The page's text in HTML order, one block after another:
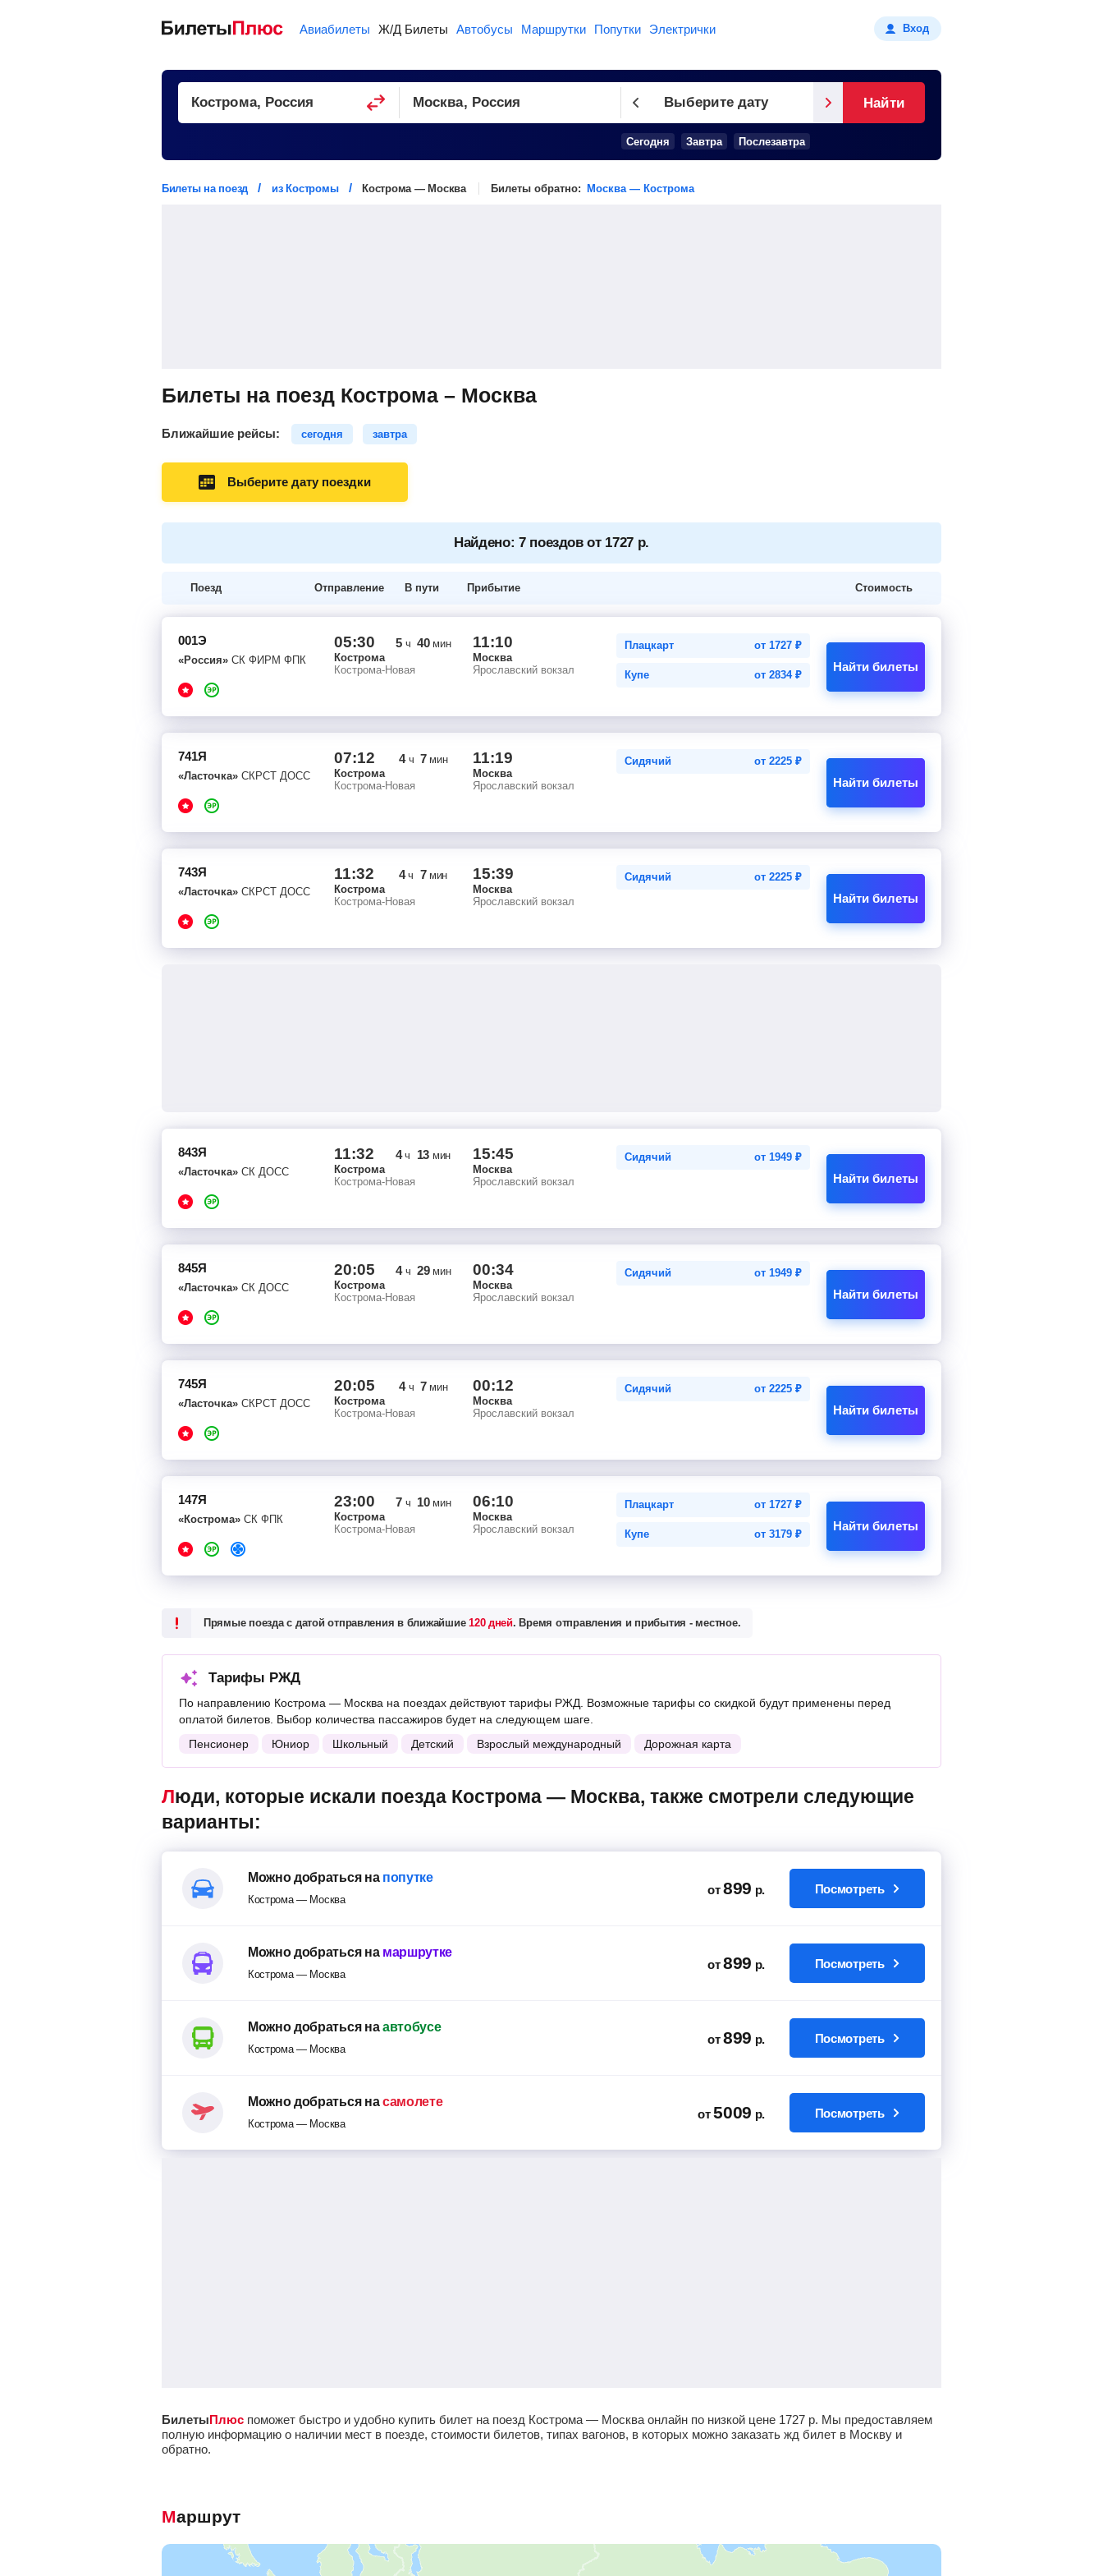
Авиабилеты Ж/Д Билеты Автобусы Маршрутки Попутки Электрички Вход
Выберите дату
Сегодня Завтра Послезавтра
Найти
Билеты на поезд из Костромы Кострома — Москва Билеты обратно: Москва — Кострома
Билеты на поезд Кострома – Москва
Ближайшие рейсы: сегодня завтра
Выберите дату поездки
Найдено: 7 поездов от 1727 р.
Поезд Отправление В пути Прибытие Стоимость
001Э
«Россия» СК ФИРМ ФПК
05:30 5 ч40мин
Кострома
Кострома-Новая
11:10
Москва
Ярославский вокзал
Плацкарт от 1727 ₽
Купе от 2834₽
Найти билеты
741Я
«Ласточка» СКРСТ ДОСС
07:12 4ч 7мин
Кострома
Кострома-Новая
11:19
Москва
Ярославский вокзал
Сидячий от 2225 ₽
Найти билеты
743Я
«Ласточка» СКРСТ ДОСС
11:32 4ч 7мин
Кострома
Кострома-Новая
15:39
Москва
Ярославский вокзал
Сидячий от 2225 ₽
Найти билеты
843Я
«Ласточка» СК ДОСС
11:32 4ч 13 мин
Кострома
Кострома-Новая
15:45
Москва
Ярославский вокзал
Сидячий от 1949 ₽
Найти билеты
845Я
«Ласточка» СК ДОСС
20:05 4ч29мин
Кострома
Кострома-Новая
00:34
Москва
Ярославский вокзал
Сидячий от 1949 ₽
Найти билеты
745Я
«Ласточка» СКРСТ ДОСС
20:05 4ч 7мин
Кострома
Кострома-Новая
00:12
Москва
Ярославский вокзал
Сидячий от 2225 ₽
Найти билеты
147Я
«Кострома» СК ФПК
23:00 7 ч 10мин
Кострома
Кострома-Новая
06:10
Москва
Ярославский вокзал
Плацкарт от 1727 ₽
Купе от 3179 ₽
Найти билеты
Прямые поезда с датой отправления в ближайшие120 дней. Время отправления и прибытия - местное.
Тарифы РЖД
По направлению Кострома — Москва на поездах действуют тарифы РЖД. Возможные тарифы со скидкой будут применены перед
оплатой билетов. Выбор количества пассажиров будет на следующем шаге.
Пенсионер
Юниор Школьный Детский Взрослый международный Дорожная карта
Люди, которые искали поезда Кострома — Москва, также смотрели следующие
варианты:
Можно добраться на попутке
Кострома — Москва
от899 р. Посмотреть
Можно добраться на маршрутке
Кострома — Москва
от899 р. Посмотреть
Можно добраться наавтобусе
Кострома — Москва
от899 р. Посмотреть
Можно добраться насамолете
Кострома — Москва
от5009 р. Посмотреть
БилетыПлюс поможет быстро и удобно купить билет на поезд Кострома — Москва онлайн по низкой цене 1727 р. Мы предоставляем
полную информацию о наличии мест в поезде, стоимости билетов, типах вагонов, в которых можно заказать жд билет в Москву и
обратно.
Маршрут